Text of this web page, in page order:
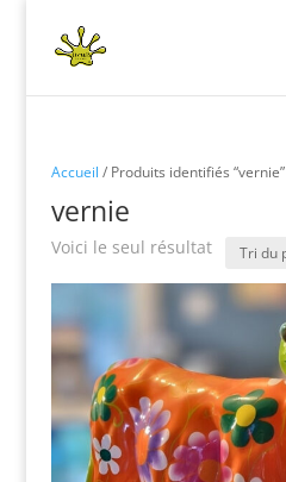
Accueil / Produits identifiés “vernie”
vernie
Voici le seul résultat